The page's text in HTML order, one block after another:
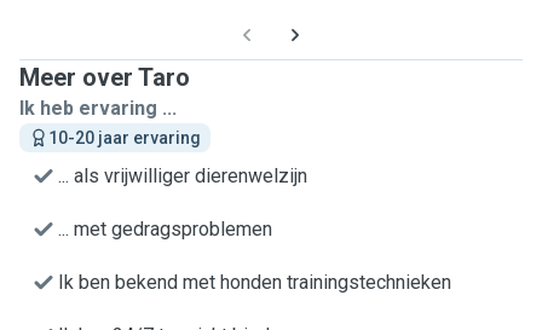
Meer over Taro
Ik heb ervaring ...
10-20 jaar ervaring
... als vrijwilliger dierenwelzijn
... met gedragsproblemen
Ik ben bekend met honden trainingstechnieken